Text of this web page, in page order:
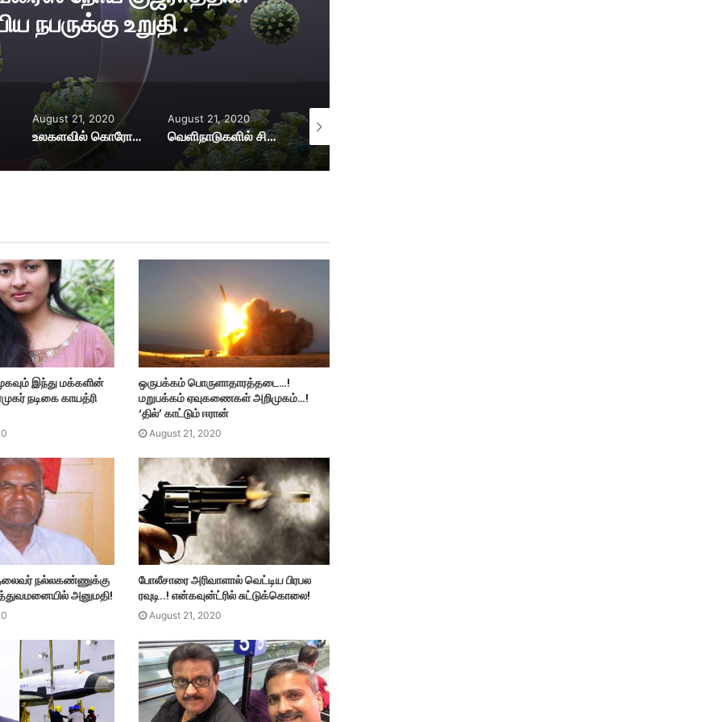
நபருக்கு உறுதி .
August 21, 2020
உலகளவில் கொரோனா நோயாளிகளின் எண்ணிக்கை 2.28 கோடி..! அமெரிக்காவில் அதிகரிக்கும் பலிகள்!
August 21, 2020
வெளிநாடுகளில் சிக்கி தவித்த 11.23 லட்சம் இந்தியர்கள்…! வந்தே பாரத் திட்டத்தின் கீழ் நாடு திரும்பினர்!
August 21, 2020
இந்து மக்களின்
நடிகை காயத்ரி
ஒருபக்கம் பொருளாதாரத்தடை…!
மறுபக்கம் ஏவுகணைகள் அறிமுகம்…!
‘தில்’ காட்டும் ஈரான்
August 21, 2020
நல்லகண்ணுக்கு
அனுமதி!
போலீசாரை அரிவாளால் வெட்டிய பிரபல
ரவுடி..! என்கவுன்ட்ரில் சுட்டுக்கொலை!
August 21, 2020